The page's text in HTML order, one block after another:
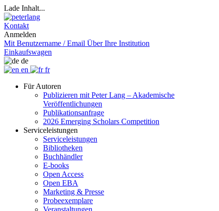
Lade Inhalt...
Kontakt
Anmelden
Mit Benutzername / Email Über Ihre Institution
Einkaufswagen
de
en
fr
Für Autoren
Publizieren mit Peter Lang – Akademische
Veröffentlichungen
Publikationsanfrage
2026 Emerging Scholars Competition
Serviceleistungen
Serviceleistungen
Bibliotheken
Buchhändler
E-books
Open Access
Open EBA
Marketing & Presse
Probeexemplare
Veranstaltungen